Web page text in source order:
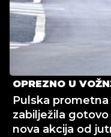
OPREZNO U
Pulska
zabilježila gotovo
nova akcija od